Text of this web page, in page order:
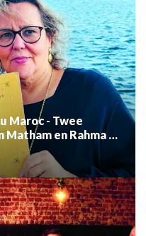
Maroc - Twee
Matham en Rahma el